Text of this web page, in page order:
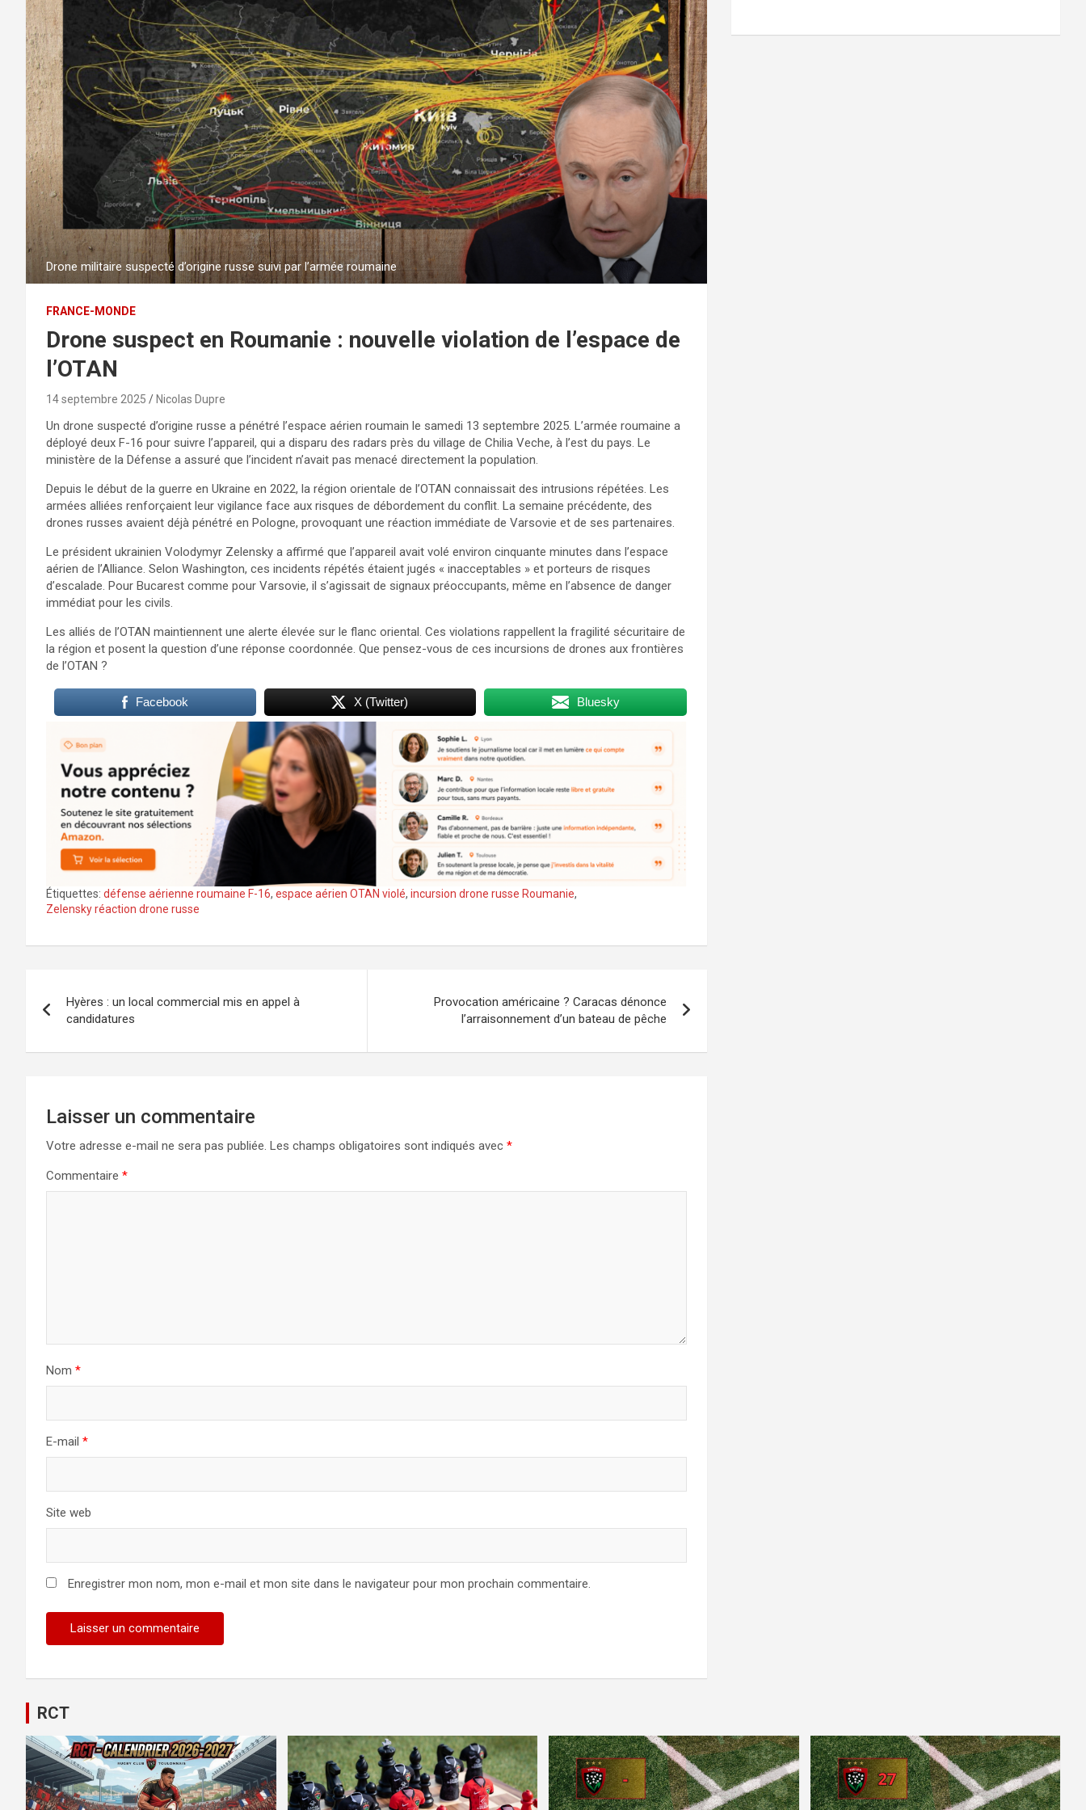
Drone militaire suspecté d’origine russe suivi par l’armée roumaine
FRANCE-MONDE
Drone suspect en Roumanie : nouvelle violation de l’espace de
l’OTAN
14 septembre 2025 Nicolas Dupre
Un drone suspecté d’origine russe a pénétré l’espace aérien roumain le samedi 13 septembre 2025. L’armée roumaine a
déployé deux F-16 pour suivre l’appareil, qui a disparu des radars près du village de Chilia Veche, à l’est du pays. Le
ministère de la Défense a assuré que l’incident n’avait pas menacé directement la population.
Depuis le début de la guerre en Ukraine en 2022, la région orientale de l’OTAN connaissait des intrusions répétées. Les
armées alliées renforçaient leur vigilance face aux risques de débordement du conflit. La semaine précédente, des
drones russes avaient déjà pénétré en Pologne, provoquant une réaction immédiate de Varsovie et de ses partenaires.
Le président ukrainien Volodymyr Zelensky a affirmé que l’appareil avait volé environ cinquante minutes dans l’espace
aérien de l’Alliance. Selon Washington, ces incidents répétés étaient jugés « inacceptables » et porteurs de risques
d’escalade. Pour Bucarest comme pour Varsovie, il s’agissait de signaux préoccupants, même en l’absence de danger
immédiat pour les civils.
Les alliés de l’OTAN maintiennent une alerte élevée sur le flanc oriental. Ces violations rappellent la fragilité sécuritaire de
la région et posent la question d’une réponse coordonnée. Que pensez-vous de ces incursions de drones aux frontières
de l’OTAN ?
Facebook X (Twitter) Bluesky
Étiquettes: défense aérienne roumaine F-16, espace aérien OTAN violé, incursion drone russe Roumanie,
Zelensky réaction drone russe
de
l’article
Hyères : un local commercial mis en appel à
candidatures
Provocation américaine ? Caracas dénonce
l’arraisonnement d’un bateau de pêche
Laisser un commentaire
Votre adresse e-mail ne sera pas publiée. Les champs obligatoires sont indiqués avec *
Commentaire *
Nom *
E-mail *
Site web
Enregistrer mon nom, mon e-mail et mon site dans le navigateur pour mon prochain commentaire.
RCT